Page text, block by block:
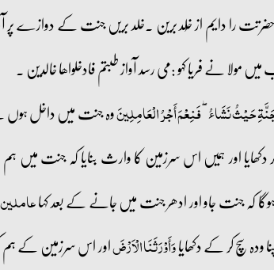
را دایم از خُلد برین ۔خلد بریں جنت کے دوازے
مولا نے فریا کہو :می رسد آواز طبتم فادخلواھا خالدین ۔
حَيْثُ نَشَاءُ ۖ فَنِعْمَ أَجْرُ الْعَامِلِينَوہ جنت میں داخل ہوں
اور ہمیں اس سرزمین کا وارث بنایا کہ جنت میں
کہ جنت جاو اور ادھر جنت میں جانے کے بعد کہاعاملین
ودہ سچ کر کے دکھایاوَأَوْرَثَنَا الْأَرْضَاور اس سرزمین کے ہم